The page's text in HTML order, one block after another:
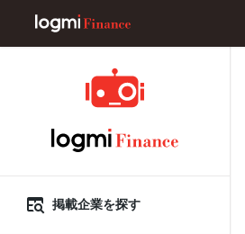
掲載企業を探す